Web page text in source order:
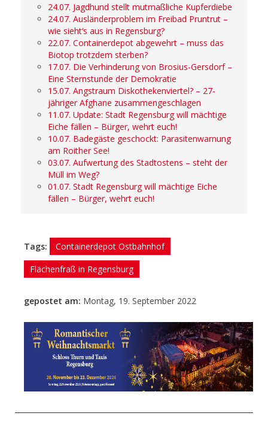
24.07. Jagdhund stellt mutmaßliche Kupferdiebe
24.07. Ausländerproblem im Freibad Pruntrut –
wie sieht‘s aus in Regensburg?
22.07. Containerdepot abgewehrt – muss das
Biotop trotzdem sterben?
17.07. Die Verhinderung von Brosius-Gersdorf –
Eine Sternstunde der Demokratie
15.07. Angstraum Diskothekenviertel? – 27-
jähriger Afghane zusammengeschlagen
11.07. Update: Stadt Regensburg will mächtige
Eiche fällen – Bürger, wehrt euch!
10.07. Badegäste geschockt: Parasitenwarnung
am Roither See!
03.07. Aufwertung des Stadtostens – steht der
Müll im Weg?
01.07. Stadt Regensburg will mächtige Eiche
fällen – Bürger, wehrt euch!
Tags:
Containerdepot Ostbahnhof
Flächenfraß in Regensburg
gepostet am: Montag, 19. September 2022
- Anzeige -